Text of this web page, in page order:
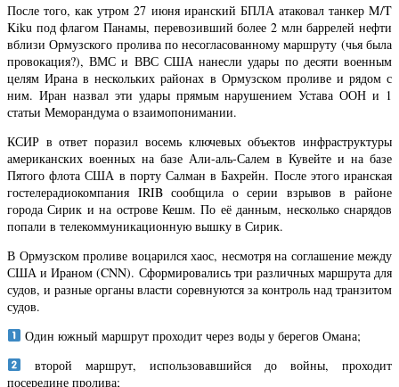
После того, как утром 27 июня иранский БПЛА атаковал танкер M/T
Kiku под флагом Панамы, перевозивший более 2 млн баррелей нефти
вблизи Ормузского пролива по несогласованному маршруту (чья была
провокация?), ВМС и ВВС США нанесли удары по десяти военным
целям Ирана в нескольких районах в Ормузском проливе и рядом с
ним. Иран назвал эти удары прямым нарушением Устава ООН и 1
статьи Меморандума о взаимопонимании.
КСИР в ответ поразил восемь ключевых объектов инфраструктуры
американских военных на базе Али-аль-Салем в Кувейте и на базе
Пятого флота США в порту Салман в Бахрейн. После этого иранская
гостелерадиокомпания IRIB сообщила о серии взрывов в районе
города Сирик и на острове Кешм. По её данным, несколько снарядов
попали в телекоммуникационную вышку в Сирик.
В Ормузском проливе воцарился хаос, несмотря на соглашение между
США и Ираном (CNN). Сформировались три различных маршрута для
судов, и разные органы власти соревнуются за контроль над транзитом
судов.
Один южный маршрут проходит через воды у берегов Омана;
второй маршрут, использовавшийся до войны, проходит
посередине пролива;